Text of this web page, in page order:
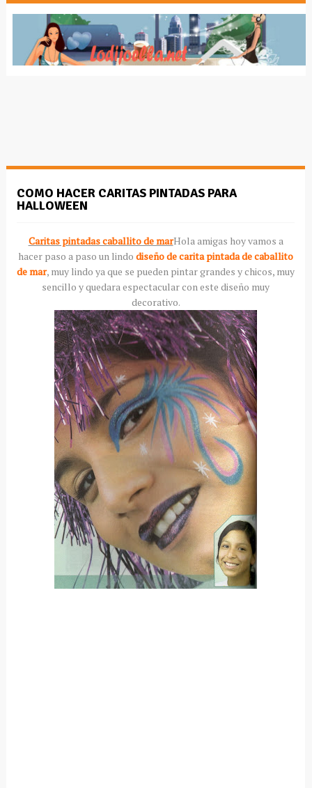
COMO HACER CARITAS PINTADAS PARA
HALLOWEEN
Caritas pintadas caballito de marHola amigas hoy vamos a
hacer paso a paso un lindodiseño de carita pintada de caballito
de mar, muy lindo ya que se pueden pintar grandes y chicos, muy
sencillo y quedara espectacular con este diseño muy
decorativo.